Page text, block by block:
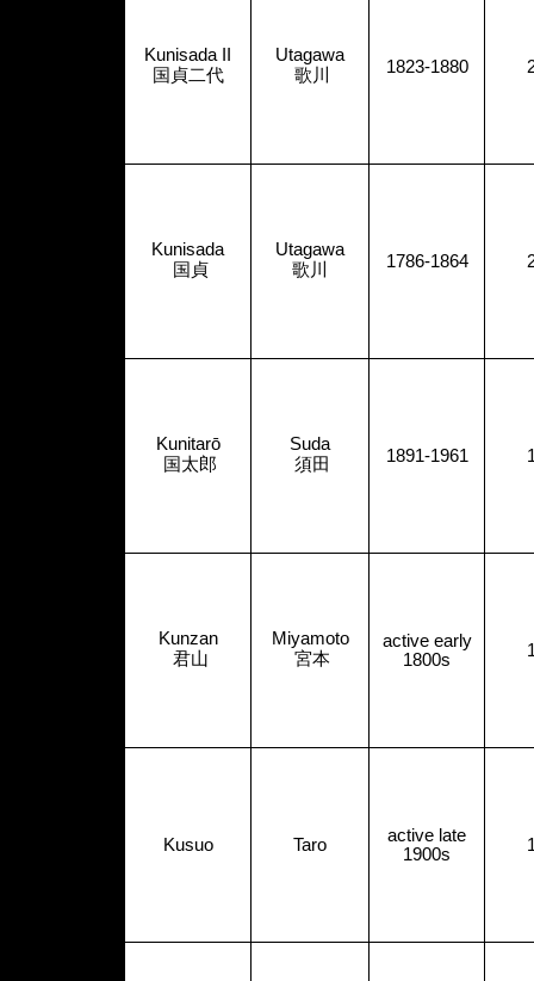
Kunisada II
国貞二代
Utagawa
歌川
1823-1880
Kunisada
国貞
Utagawa
歌川
1786-1864
Kunitarō
国太郎
Suda
須田
1891-1961
Kunzan
君山
Miyamoto
宮本
active early
1800s
Kusuo Taro
active late
1900s